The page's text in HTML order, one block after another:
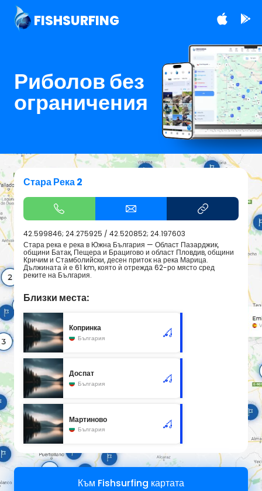
FISHSURFING
Риболов без
ограничения
Стара Река 2
42.599846; 24.275925 / 42.520852; 24.197603
Стара река е река в Южна България — Област Пазарджик,
общини Батак, Пещера и Брацигово и област Пловдив, общини
Кричим и Стамболийски, десен приток на река Марица.
Дължината ѝ е 61 km, която ѝ отрежда 62-ро място сред
реките на България.
Близки места:
Копринка
България
Доспат
България
Мартиново
България
Към Fishsurfing картата